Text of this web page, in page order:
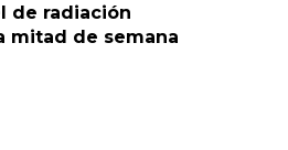
de radiación
mitad de semana